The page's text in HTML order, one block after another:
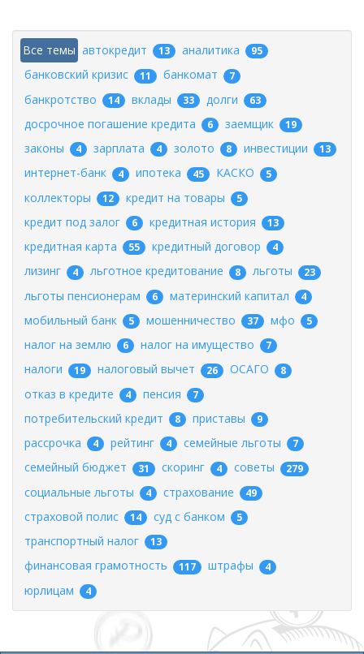
Все темы автокредит 13 аналитика 95
банковский кризис 11 банкомат 7
банкротство 14 вклады 33 долги 63
досрочное погашение кредита 6 заемщик 19
законы 4 зарплата 4 золото 8 инвестиции 13
интернет-банк 4 ипотека 45 КАСКО 5
коллекторы 12 кредит на товары 5
кредит под залог 6 кредитная история 13
кредитная карта 55 кредитный договор 4
лизинг 4 льготное кредитование 8 льготы 23
льготы пенсионерам 6 материнский капитал 4
мобильный банк 5 мошенничество 37 мфо 5
налог на землю 6 налог на имущество 7
налоги 19 налоговый вычет 26 ОСАГО 8
отказ в кредите 4 пенсия 7
потребительский кредит 8 приставы 9
рассрочка 4 рейтинг 4 семейные льготы 7
семейный бюджет 31 скоринг 4 советы 279
социальные льготы 4 страхование 49
страховой полис 14 суд с банком 5
транспортный налог 13
финансовая грамотность 117 штрафы 4
юрлицам 4